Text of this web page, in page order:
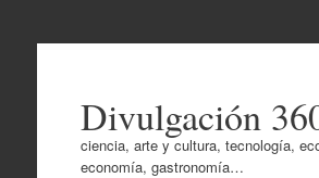
Divulgación
ciencia, arte y cultura, tecnología,
economía, gastronomía…